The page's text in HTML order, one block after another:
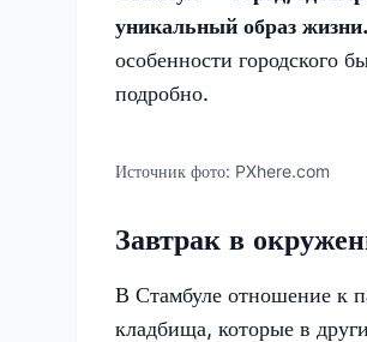
уникальный образ жизни.
особенности городского
подробно.
Источник фото: PXhere.com
Завтрак в
В Стамбуле отношение к
кладбища, которые в